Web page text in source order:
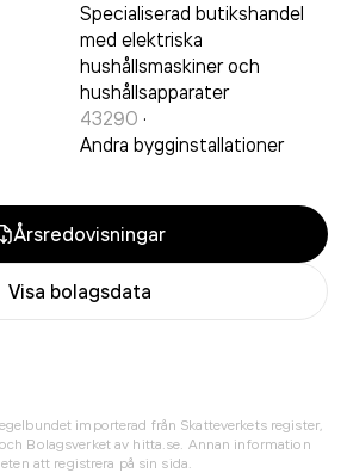
Specialiserad butikshandel
med elektriska
hushållsmaskiner och
hushållsapparater
43290 ·
Andra bygginstallationer
Årsredovisningar
Visa bolagsdata
importerad från Skatteverkets register,
Bolagsverket av hitta.se. Annan information
att registrera på sin sida.